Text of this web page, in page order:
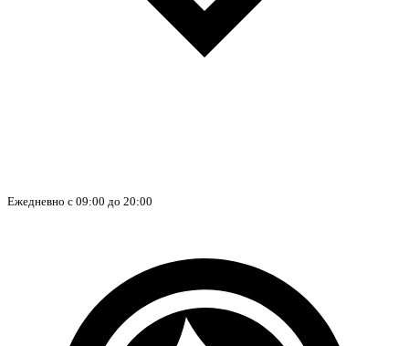
Ежедневно с 09:00 до 20:00